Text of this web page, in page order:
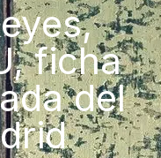
ficha
del